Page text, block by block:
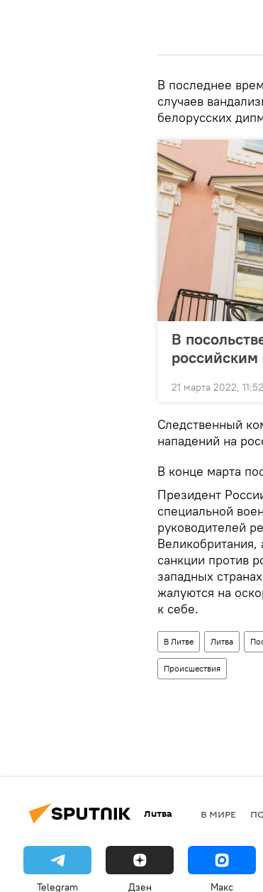
В последнее
случаев
белорусских
В
21 марта 2022, 11:52
Следственный
нападений на
В конце марта
Президент
специальной
руководителей
Великобритания,
санкции против
западных
жалуются на
к себе.
В Литве Литва
Происшествия
Литва В МИРЕ
Telegram Дзен Макс